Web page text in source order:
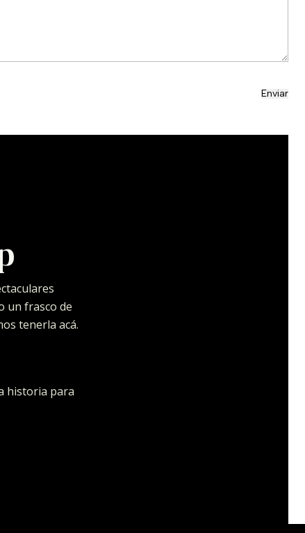
un frasco de
tenerla acá.
historia para